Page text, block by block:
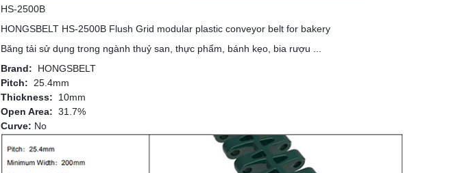
HS-2500B
HONGSBELT HS-2500B Flush Grid modular plastic conveyor belt for bakery
Băng tải sử dụng trong ngành thuỷ san, thực phẩm, bánh kẹo, bia rượu ...
Brand:
HONGSBELT
Pitch: 25.4mm
Thickness:
10mm
Open Area: 31.7%
Curve: No